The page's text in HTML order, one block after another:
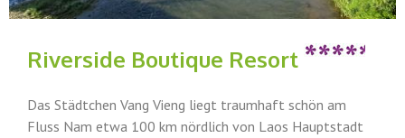
Riverside Boutique Resort
Das Städtchen Vang Vieng liegt traumhaft schön am
Fluss Nam etwa 100 km nördlich von Laos Hauptstadt